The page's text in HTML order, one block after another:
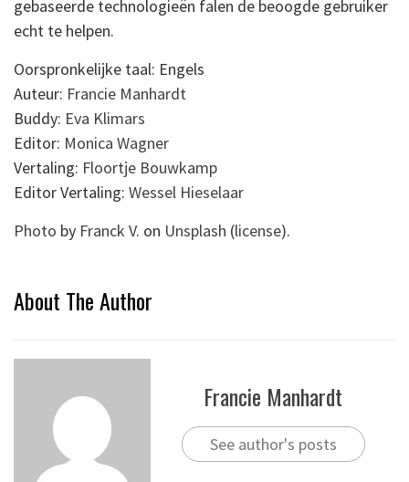
gebaseerde technologieën falen de beoogde gebruiker
echt te helpen.
Oorspronkelijke taal: Engels
Auteur: Francie Manhardt
Buddy: Eva Klimars
Editor: Monica Wagner
Vertaling: Floortje Bouwkamp
Editor Vertaling: Wessel Hieselaar
Photo by Franck V. on Unsplash (license).
About The Author
Francie Manhardt
See author's posts